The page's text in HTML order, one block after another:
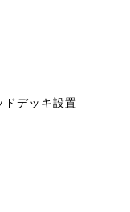
デッキ設置